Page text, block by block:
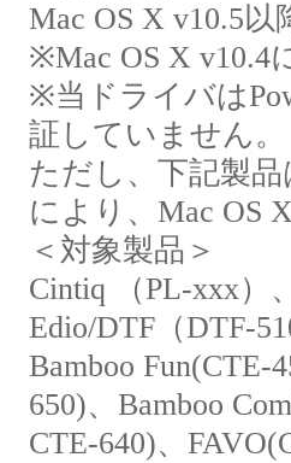
Mac OS X v10.5以
※Mac OS X v10.4
※当ドライバは
証していません。
ただし、下記製
により、Mac OS
＜対象製品＞
Cintiq （PL-xxx）
Edio/DTF（DTF-
Bamboo Fun(CTE-
650)、Bamboo
CTE-640)、